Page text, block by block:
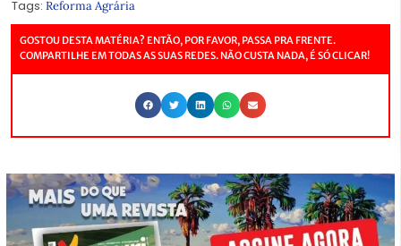
Tags: Reforma Agrária
GOSTOU DESTA MATÉRIA? ENTÃO, POR FAVOR, PASSA PRA FRENTE.
COMPARTILHE EM TODAS AS SUAS REDES. NÃO CUSTA NADA, É SÓ CLICAR!